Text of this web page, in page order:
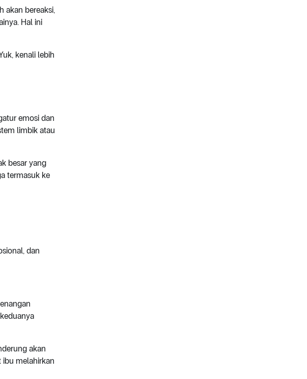
akan bereaksi,
Hal ini
kenali lebih
emosi dan
limbik atau
besar yang
termasuk ke
dan
akan
ibu melahirkan